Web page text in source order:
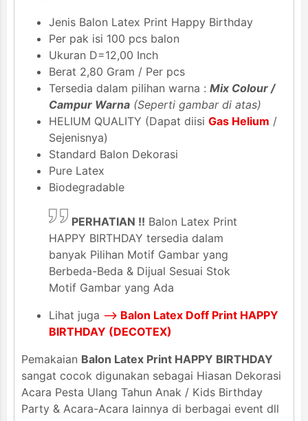
Jenis Balon Latex Print Happy Birthday
Per pak isi 100 pcs balon
Ukuran D=12,00 Inch
Berat 2,80 Gram / Per pcs
Tersedia dalam pilihan warna : Mix Colour /
Campur Warna (Seperti gambar di atas)
HELIUM QUALITY (Dapat diisi Gas Helium /
Sejenisnya)
Standard Balon Dekorasi
Pure Latex
Biodegradable
PERHATIAN !! Balon Latex Print
HAPPY BIRTHDAY tersedia dalam
banyak Pilihan Motif Gambar yang
Berbeda-Beda & Dijual Sesuai Stok
Motif Gambar yang Ada
Lihat juga --> Balon Latex Doff Print HAPPY
BIRTHDAY (DECOTEX)
Pemakaian Balon Latex Print HAPPY BIRTHDAY
sangat cocok digunakan sebagai Hiasan Dekorasi
Acara Pesta Ulang Tahun Anak / Kids Birthday
Party & Acara-Acara lainnya di berbagai event dll